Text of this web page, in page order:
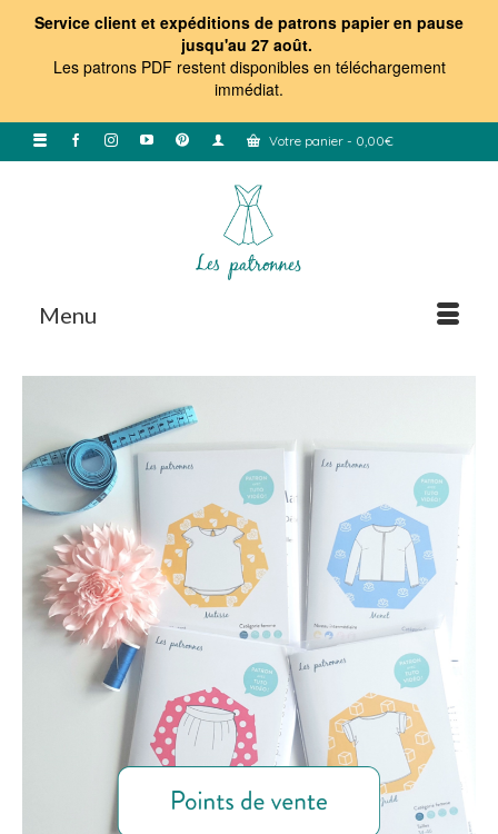
Service client et expéditions de patrons papier en pause
jusqu'au 27 août.
Les patrons PDF restent disponibles en téléchargement
immédiat.
Votre panier - 0,00€
Menu